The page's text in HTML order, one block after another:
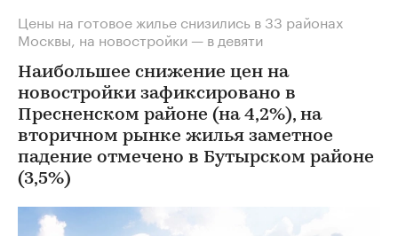
Цены на готовое жилье снизились в 33 районах
Москвы, на новостройки — в девяти
Наибольшее снижение цен на
новостройки зафиксировано в
Пресненском районе (на 4,2%), на
вторичном рынке жилья заметное
падение отмечено в Бутырском районе
(3,5%)